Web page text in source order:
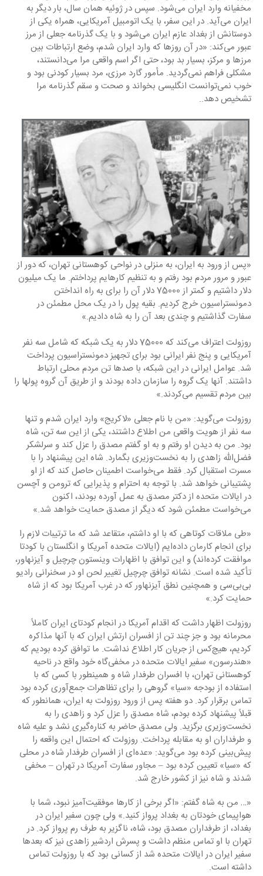
مخفیانه وارد ایران می‌شود. سپس ‏در ژوئیه همان سال، بار دیگر به
ایران می‌آید. در این سفر، با یک اتومبیل آمریکایی، همراه یکی از
‏دوستانش از بغداد عازم ایران می‌شود و با یک گذرنامه جعلی از مرز
عبور می‌کند: «در آن روزها که وارد ‏ایران شدم، وضع ارتباطات بین
مرزها و مرکز، بسیار بد بود، حتی اگر اسم واقعی مرا می‌دانستند،
مشکلی ‏فراهم نمی‌گردید. مأمور گارد مرزی، مرد بسیار کودنی بود و
خوب نمی‌توانست انگلیسی بخواند و صحت ‏و سقم گذرنامه مرا
تشخیص دهد..
‏«پس از ورود به ایران، به منزلی در نواحی کوهستانی تهران، که دور از
عبور و مرور مردم بود رفتم و به ‏تنظیم کارهایم پرداختم. ما یک میلیون
دلار داشتیم و کمتر از 75000 دلار آن را برای به راه انداختن
‏دمونستراسیون خرج کردیم. بقیه پول را در یک محل مطمئن در
سفارت گذاشتیم و چندی بعد آن را به ‏شاه دادیم.»‏
روزولت اعتراف می‌کند که 75000 دلار به یک شبکه که شامل سه نفر
آمریکایی و پنج نفر ایرانی بود برای ‏تجهیز دمونستراسیون پرداخت
شد. عوامل ایرانی در این شبکه، با صدها تن مردم محلی ارتباط
داشتند. آنها ‏یک گروه را سازمان داده بودند و از طریق آن گروه پولها را
بین مردم تقسیم می‌کردند.»‏
روزولت می‌گوید: «من با نام جعلی «لاکریج» وارد ایران شدم و تنها
سه نفر از هویت واقعی من اطلاع ‏داشتند، یکی از این سه تن، شاه
بود. من به دیدن او رفتم و به او گفتم مصدق را عزل کند و سرلشکر
‏فضل‌الله زاهدی را به نخست‌وزیری بگمارد. شاه این پیشنهاد را با
مسرت استقبال کرد. فقط می‌خواست ‏اطمینان حاصل کند که از او
پشتیبانی خواهد شد. با توجه به احترام و پذیرایی که ترومن و آچسن
در ‏ایالات متحده از دکتر مصدق به عمل آورده بودند، اکنون
می‌خواست مطمئن شود که دیگر از مصدق ‏حمایت خواهد شد.»‏
‏«طی ملاقات کوتاهی که با او داشتم، متقاعد شد که ما ترتیبات لازم را
برای انجام کارمان داده‌ایم (ایالات ‏متحده آمریکا و انگلستان با کودتا
موافقت کرده‌اند) و این توافق با اظهارات وینستون چرچیل و آیزنهاور،
‏تأکید شده است. نشانه توافق چرچیل تغییر لحن او در سخنرانی رادیو
بی‌بی‌سی و همچنین نطق آیزنهاور ‏که در غرب آمریکا بود که از شاه
حمایت کرد.»‏
روزولت اظهار داشت که اقدام آمریکا در انجام کودتای ایران کاملاً
محرمانه بود و جز چند تن از افسران ‏ارتش ایران که با آنها مذاکره
کردیم، هیچ‌کس از جریان کار اطلاع نداشت. ما توافق کرده بودیم که
‏‏«هندرسون» سفیر ایالات متحده در مخفی‌گاه خود واقع در ناحیه
کوهستانی تهران، با افسران طرفدار شاه و ‏همینطور با کسی که با
استفاده از بودجه «سیا» گروهی را برای تظاهرات جمع‌آوری کرده بود
تماس برقرار ‏کرد. دو هفته پس از ورود روزولت به ایران، همانطور که
قبلاً پیشنهاد کرده بودم، شاه مصدق را عزل کرد ‏و زاهدی را به
نخست‌وزیری برگزید. ولی مصدق حاضر به کناره‌گیری نشد و علیه شاه
و طرفداران او به ‏مقابله پرداخت. روزولت که احتمال این واقعه را
پیش‌بینی کرده بود می‌گوید: «عده‌ای از افسران طرفدار ‏شاه در محلی
که «سیا» تعیین کرده بود – مجاور سفارت آمریکا در تهران – مخفی
شدند و شاه نیز از ‏کشور خارج شد.‏
‏«… من به شاه گفتم: «اگر برخی از کارها موفقیت‌آمیز نبود، شما با
هواپیمای خودتان به بغداد پرواز کنید.» ‏ولی چون سفیر ایران در
بغداد، از طرفداران مصدق بود، شاه، ناگزیر به طرف رم پرواز کرد. در
تهران با او ‏تماس منظم داشت و پسرش اردشیر زاهدی نیز که بعدها
سفیر ایران در ایالات متحده شد از کسانی بود ‏که با روزولت تماس
داشته است.‏